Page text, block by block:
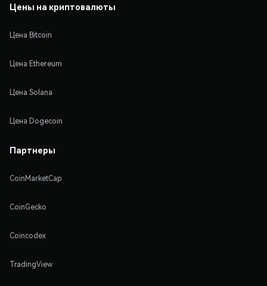
Цены на криптовалюты
Цена Bitcoin
Цена Ethereum
Цена Solana
Цена Dogecoin
Партнеры
CoinMarketCap
CoinGecko
Coincodex
TradingView